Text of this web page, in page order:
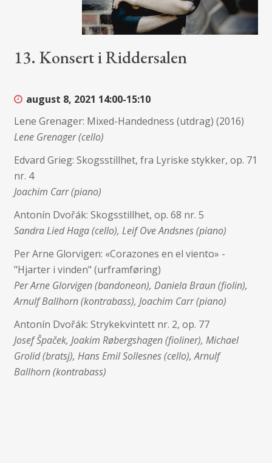
13. Konsert i Riddersalen
august 8, 2021 14:00-15:10
Lene Grenager: Mixed-Handedness (utdrag) (2016)
Lene Grenager (cello)
Edvard Grieg: Skogsstillhet, fra Lyriske stykker, op. 71
nr. 4
Joachim Carr (piano)
Antonín Dvořák: Skogsstillhet, op. 68 nr. 5
Sandra Lied Haga (cello), Leif Ove Andsnes (piano)
Per Arne Glorvigen: «Corazones en el viento» -
"Hjarter i vinden" (urframføring)
Per Arne Glorvigen (bandoneon), Daniela Braun (fiolin),
Arnulf Ballhorn (kontrabass), Joachim Carr (piano)
Antonín Dvořák: Strykekvintett nr. 2, op. 77
Josef Špaček, Joakim Røbergshagen (fioliner), Michael
Grolid (bratsj), Hans Emil Sollesnes (cello), Arnulf
Ballhorn (kontrabass)